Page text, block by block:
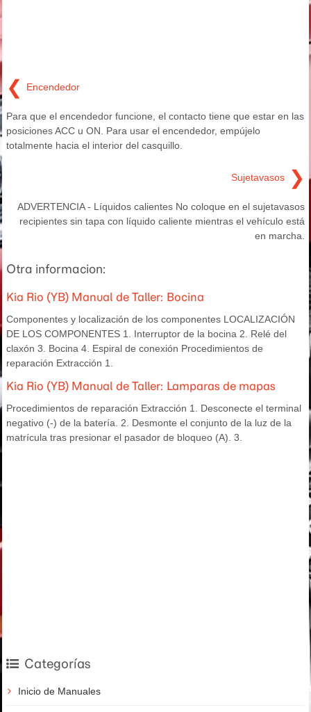
❮ Encendedor
Para que el encendedor funcione, el contacto tiene que estar en las
posiciones ACC u ON. Para usar el encendedor, empújelo
totalmente hacia el interior del casquillo.
Sujetavasos ❯
ADVERTENCIA - Líquidos calientes No coloque en el sujetavasos
recipientes sin tapa con líquido caliente mientras el vehículo está
en marcha.
Otra informacion:
Kia Rio (YB) Manual de Taller: Bocina
Componentes y localización de los componentes LOCALIZACIÓN
DE LOS COMPONENTES 1. Interruptor de la bocina 2. Relé del
claxón 3. Bocina 4. Espiral de conexión Procedimientos de
reparación Extracción 1.
Kia Rio (YB) Manual de Taller: Lamparas de mapas
Procedimientos de reparación Extracción 1. Desconecte el terminal
negativo (-) de la batería. 2. Desmonte el conjunto de la luz de la
matrícula tras presionar el pasador de bloqueo (A). 3.
Categorías
Inicio de Manuales